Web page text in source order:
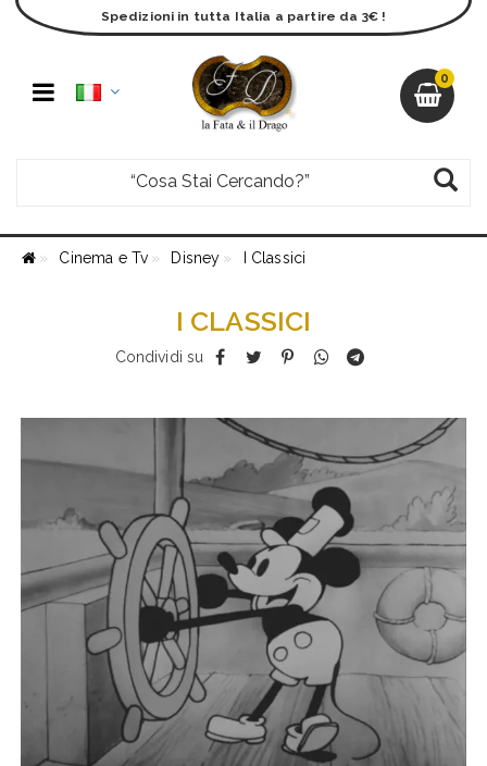
0
Spedizioni in tutta Italia a partire da 3€ !
Cinema e Tv Disney I Classici
I CLASSICI
Condividi su